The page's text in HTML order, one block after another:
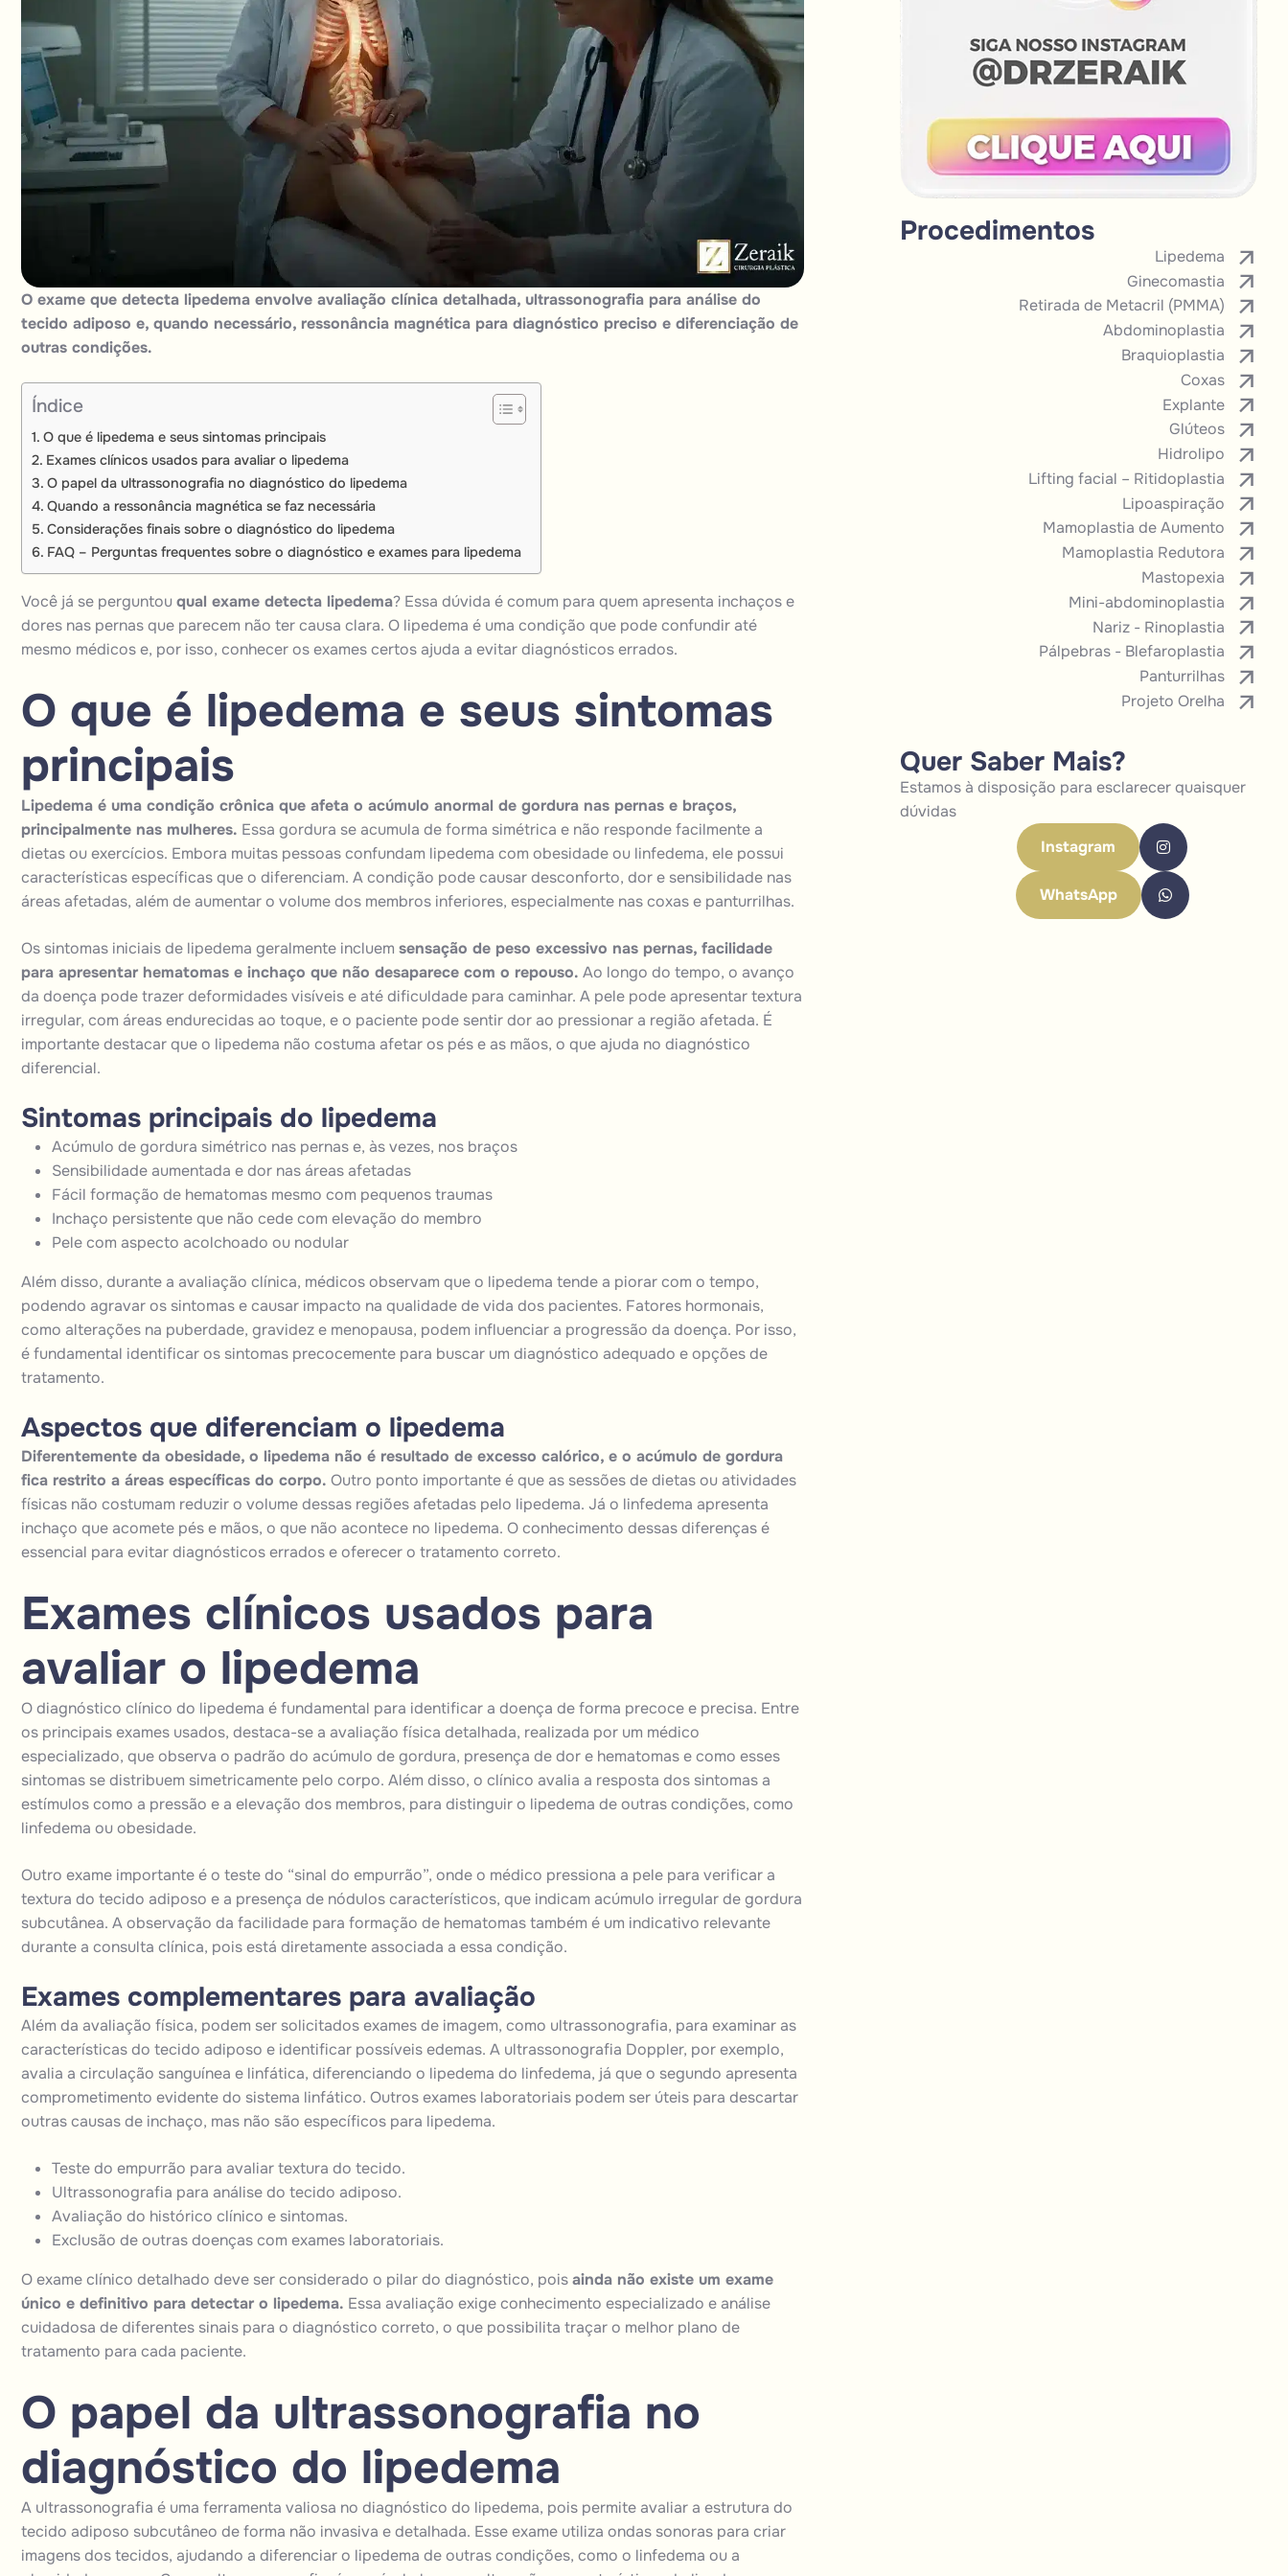
O exame que detecta lipedema envolve avaliação clínica detalhada, ultrassonografia para análise do
tecido adiposo e, quando necessário, ressonância magnética para diagnóstico preciso e diferenciação de
outras condições.
Índice
O que é lipedema e seus sintomas principais
Exames clínicos usados para avaliar o lipedema
O papel da ultrassonografia no diagnóstico do lipedema
Quando a ressonância magnética se faz necessária
Considerações finais sobre o diagnóstico do lipedema
FAQ – Perguntas frequentes sobre o diagnóstico e exames para lipedema
Você já se perguntou qual exame detecta lipedema? Essa dúvida é comum para quem apresenta inchaços e
dores nas pernas que parecem não ter causa clara. O lipedema é uma condição que pode confundir até
mesmo médicos e, por isso, conhecer os exames certos ajuda a evitar diagnósticos errados.
O que é lipedema e seus sintomas
principais
Lipedema é uma condição crônica que afeta o acúmulo anormal de gordura nas pernas e braços,
principalmente nas mulheres. Essa gordura se acumula de forma simétrica e não responde facilmente a
dietas ou exercícios. Embora muitas pessoas confundam lipedema com obesidade ou linfedema, ele possui
características específicas que o diferenciam. A condição pode causar desconforto, dor e sensibilidade nas
áreas afetadas, além de aumentar o volume dos membros inferiores, especialmente nas coxas e panturrilhas.
Os sintomas iniciais de lipedema geralmente incluem sensação de peso excessivo nas pernas, facilidade
para apresentar hematomas e inchaço que não desaparece com o repouso. Ao longo do tempo, o avanço
da doença pode trazer deformidades visíveis e até dificuldade para caminhar. A pele pode apresentar textura
irregular, com áreas endurecidas ao toque, e o paciente pode sentir dor ao pressionar a região afetada. É
importante destacar que o lipedema não costuma afetar os pés e as mãos, o que ajuda no diagnóstico
diferencial.
Sintomas principais do lipedema
Acúmulo de gordura simétrico nas pernas e, às vezes, nos braços
Sensibilidade aumentada e dor nas áreas afetadas
Fácil formação de hematomas mesmo com pequenos traumas
Inchaço persistente que não cede com elevação do membro
Pele com aspecto acolchoado ou nodular
Além disso, durante a avaliação clínica, médicos observam que o lipedema tende a piorar com o tempo,
podendo agravar os sintomas e causar impacto na qualidade de vida dos pacientes. Fatores hormonais,
como alterações na puberdade, gravideze menopausa, podem influenciar a progressão da doença. Por isso,
é fundamental identificar os sintomas precocemente para buscar um diagnóstico adequado e opções de
tratamento.
Aspectos que diferenciam o lipedema
Diferentemente da obesidade, o lipedema não é resultado de excesso calórico, e o acúmulo de gordura
fica restrito a áreas específicas do corpo. Outro ponto importante é que as sessões de dietas ou atividades
físicas não costumam reduzir o volume dessas regiões afetadas pelo lipedema. Já o linfedema apresenta
inchaço que acomete pés e mãos, o que não acontece no lipedema. O conhecimento dessas diferenças é
essencial para evitar diagnósticos errados e oferecer o tratamento correto.
Exames clínicos usados para
avaliar o lipedema
O diagnóstico clínico do lipedema é fundamental para identificar a doença de forma precoce e precisa. Entre
os principais exames usados, destaca-se a avaliação física detalhada, realizada por um médico
especializado, que observa o padrão do acúmulo de gordura, presença de dor e hematomas e como esses
sintomas se distribuem simetricamente pelo corpo. Além disso, o clínico avalia a resposta dos sintomas a
estímulos como a pressão e a elevação dos membros, para distinguir o lipedema de outras condições, como
linfedema ou obesidade.
Outro exame importante é o teste do “sinal do empurrão”, onde o médico pressiona a pele para verificar a
textura do tecido adiposo e a presença de nódulos característicos, que indicam acúmulo irregular de gordura
subcutânea. A observação da facilidade para formação de hematomas também é um indicativo relevante
durante a consulta clínica, pois está diretamente associada a essa condição.
Exames complementares para avaliação
Além da avaliação física, podem ser solicitados exames de imagem, como ultrassonografia, para examinar as
características do tecido adiposo e identificar possíveis edemas. A ultrassonografia Doppler, por exemplo,
avalia a circulação sanguínea e linfática, diferenciando o lipedema do linfedema, já que o segundo apresenta
comprometimento evidente do sistema linfático. Outros exames laboratoriais podem ser úteis para descartar
outras causas de inchaço, mas não são específicos para lipedema.
Teste do empurrão para avaliar textura do tecido.
Ultrassonografia para análise do tecido adiposo.
Avaliação do histórico clínico e sintomas.
Exclusão de outras doenças com exames laboratoriais.
O exame clínico detalhado deve ser considerado o pilar do diagnóstico, poisainda não existe um exame
único e definitivo para detectar o lipedema. Essa avaliação exige conhecimento especializado e análise
cuidadosa de diferentes sinais para o diagnóstico correto, o que possibilita traçar o melhor plano de
tratamento para cada paciente.
O papel da ultrassonografia no
diagnóstico do lipedema
A ultrassonografia é uma ferramenta valiosa no diagnóstico do lipedema, pois permite avaliar a estrutura do
tecido adiposo subcutâneo de forma não invasiva e detalhada. Esse exame utiliza ondas sonoras para criar
imagens dos tecidos, ajudando a diferenciar o lipedema de outras condições, como o linfedema ou a
Procedimentos
Lipedema
Ginecomastia
Retirada de Metacril (PMMA)
Abdominoplastia
Braquioplastia
Coxas
Explante
Glúteos
Hidrolipo
Lifting facial – Ritidoplastia
Lipoaspiração
Mamoplastia de Aumento
Mamoplastia Redutora
Mastopexia
Mini-abdominoplastia
Nariz - Rinoplastia
Pálpebras - Blefaroplastia
Panturrilhas
Projeto Orelha
Quer Saber Mais?
Estamos à disposição para esclarecer quaisquer
dúvidas
Instagram
WhatsApp